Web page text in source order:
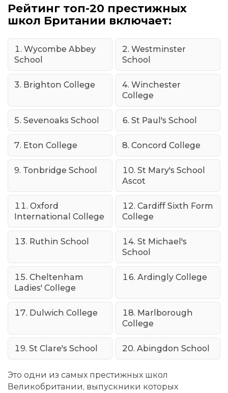
Рейтинг топ-20 престижных
школ Британии включает:
Wycombe Abbey
School
Westminster
School
Brighton College
Winchester
College
Sevenoaks School St Paul's School
Eton College Concord College
Tonbridge School
St Mary's School
Ascot
Oxford
International College
Cardiff Sixth Form
College
Ruthin School
St Michael's
School
Cheltenham
Ladies' College
Ardingly College
Dulwich College
Marlborough
College
St Clare's School Abingdon School
Это одни из самых престижных школ
Великобритании, выпускники которых